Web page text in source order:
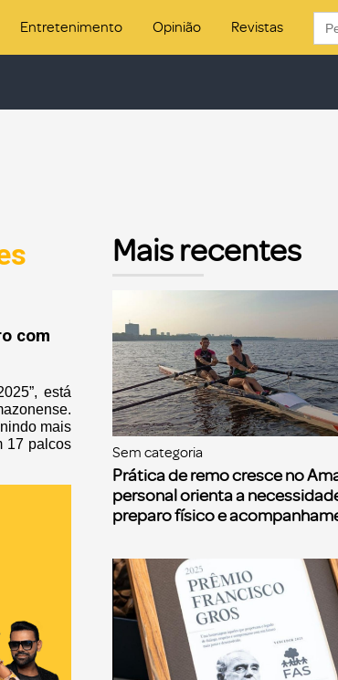
Entretenimento Opinião Revistas
for:
com
está
mais
17 palcos
Mais recentes
Sem categoria
Prática de remo cresce no
personal orienta a
preparo físico e